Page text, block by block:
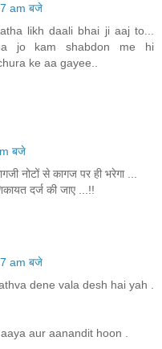
am बजे
likh daali bhai ji aaj to...
jo kam shabdon me hi
ke aa gayee..
बजे
नोटों से कागज पर ही भरेगा ...
दर्ज की जाए ...!!
am बजे
dene vala desh hai yah .
aur aanandit hoon .